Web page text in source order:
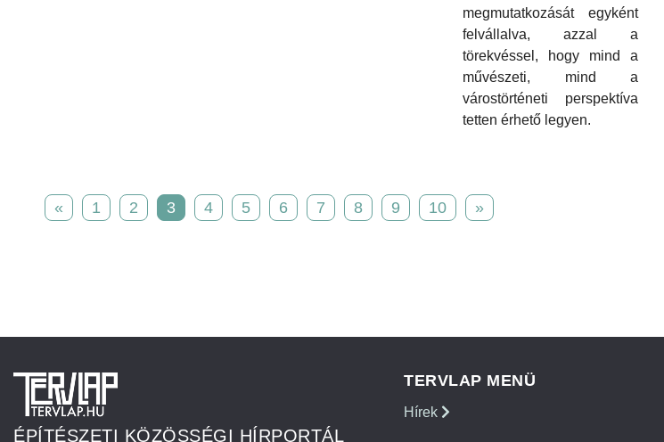
megmutatkozását egyként
felvállalva, azzal a
törekvéssel, hogy mind a
művészeti, mind a
várostörténeti perspektíva
tetten érhető legyen.
« 1 2 3 4 5 6 7 8 9 10 »
ÉPÍTÉSZETI KÖZÖSSÉGI HÍRPORTÁL
TERVLAP MENÜ
Hírek